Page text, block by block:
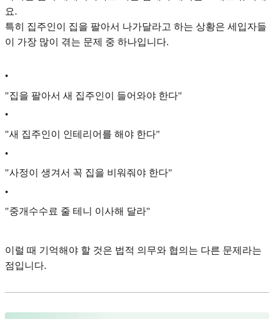
요.
특히 집주인이 집을 팔아서 나가달라고 하는 상황은 세입자들
이 가장 많이 겪는 문제 중 하나입니다.​
•
"집을 팔아서 새 집주인이 들어와야 한다"
•
"새 집주인이 인테리어를 해야 한다"
•
"사정이 생겨서 꼭 집을 비워줘야 한다"
•
"중개수수료 줄 테니 이사해 달라"
이럴 때 기억해야 할 것은 법적 의무와 협의는 다른 문제라는
점입니다.